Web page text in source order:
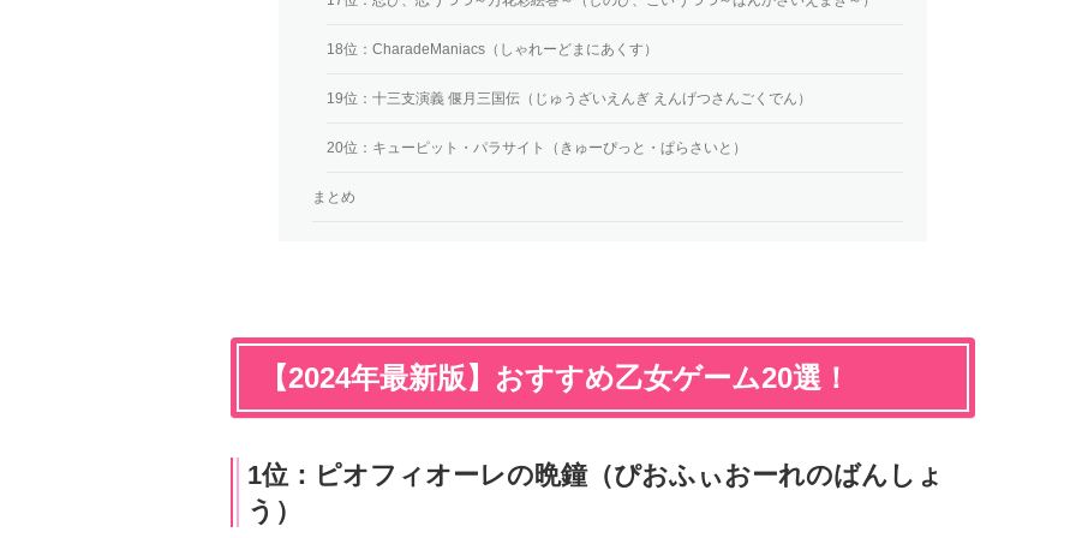
18位：CharadeManiacs（しゃれーどまにあくす）
19位：十三支演義 偃月三国伝（じゅうざいえんぎ えんげつさんごくでん）
20位：キューピット・パラサイト（きゅーぴっと・ぱらさいと）
まとめ
【2024年最新版】おすすめ乙女ゲーム20選！
1位：ピオフィオーレの晩鐘（ぴおふぃおーれのばんしょ
う）